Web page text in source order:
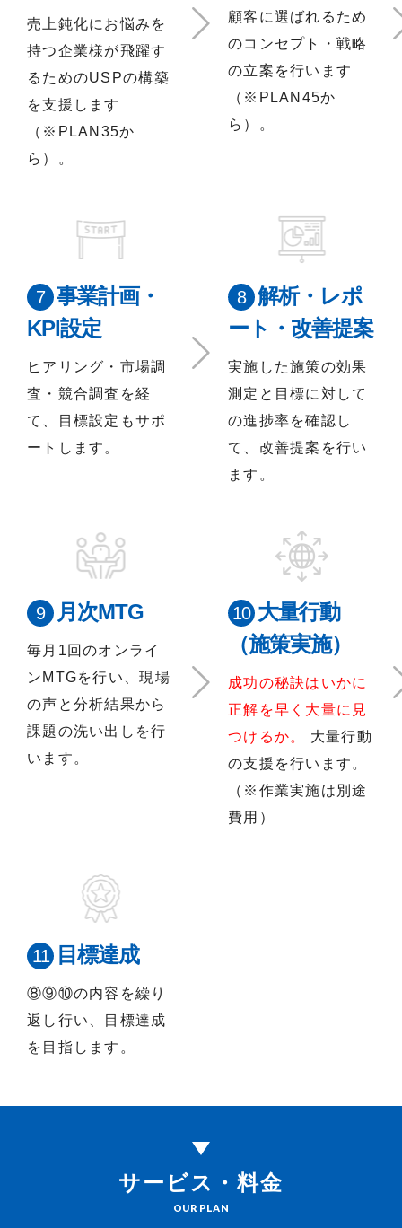
売上鈍化にお悩みを
持つ企業様が飛躍す
るためのUSPの構築
を支援します
（※PLAN35か
ら）。
顧客に選ばれるため
のコンセプト・戦略
の立案を行います
（※PLAN45か
ら）。
事業計画・
KPI設定
ヒアリング・市場調
査・競合調査を経
て、目標設定もサポ
ートします。
解析・レポ
ート・改善提案
実施した施策の効果
測定と目標に対して
の進捗率を確認し
て、改善提案を行い
ます。
月次MTG
毎月1回のオンライ
ンMTGを行い、現場
の声と分析結果から
課題の洗い出しを行
います。
大量行動
（施策実施）
成功の秘訣はいかに
正解を早く大量に見
つけるか。
大量行動
の支援を行います。
（※作業実施は別途
費用）
目標達成
⑧⑨⑩の内容を繰り
返し行い、目標達成
を目指します。
サービス・料金
OUR PLAN